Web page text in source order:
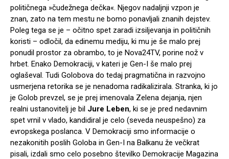
političnega »čudežnega dečka«. Njegov nadaljnji vzpon je
znan, zato na tem mestu ne bomo ponavljali znanih dejstev.
Poleg tega se je – očitno spet zaradi izsiljevanja in političnih
koristi – odločil, da edinemu mediju, ki mu je še malo prej
ponudil prostor za obrambo, to je Nova24TV, porine nož v
hrbet. Enako Demokraciji, v kateri je Gen-I še malo prej
oglaševal. Tudi Golobova do tedaj pragmatična in razvojno
usmerjena retorika se je nenadoma radikalizirala. Stranka, ki jo
je Golob prevzel, se je prej imenovala Zelena dejanja, njen
realni ustanovitelj je bil Jure Leben, ki se je pred nedavnim
spet vrnil v vlado, kandidiral je celo (seveda neuspešno) za
evropskega poslanca. V Demokraciji smo informacije o
nezakonitih poslih Goloba in Gen-I na Balkanu že večkrat
pisali, izdali smo celo posebno številko Demokracije Magazina